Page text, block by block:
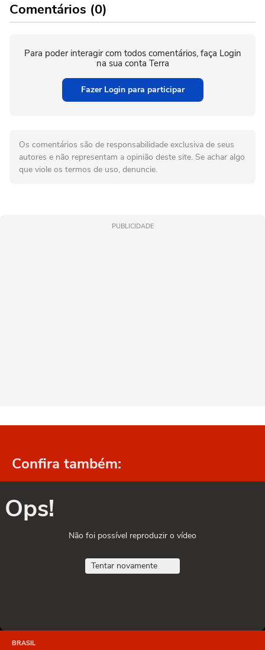
Comentários (0)
Para poder interagir com todos comentários, faça Login
na sua conta Terra
Fazer Login para participar
Os comentários são de responsabilidade exclusiva de seus
autores e não representam a opinião deste site. Se achar algo
que viole os termos de uso, denuncie.
PUBLICIDADE
Confira também:
Ops!
Não foi possível reproduzir o vídeo
Tentar novamente
BRASIL